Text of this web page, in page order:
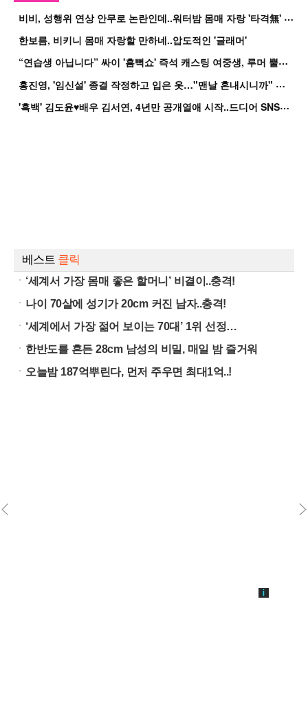
비
비, 성행위 연상 안무로 논란인데..워터밤 몸매 자랑 '타격無' 근황
한보름, 비키니 몸매 자랑할 만하네..압도적인 '글래머'
“
연습생 아닙니다” 싸이 '흠뻑쇼' 즉석 캐스팅 여중생, 루머 뿔났다[Oh!쎈 이...
홍
진영, '임신설' 종결 작정하고 입은 옷…"맨날 혼내시니까" 억울
'
흑백' 김도윤♥배우 김서연, 4년만 공개열애 시작..드디어 SNS에 노출 [핫피...